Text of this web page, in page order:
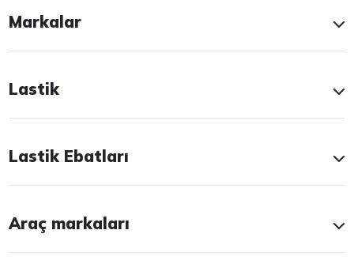
Markalar
Lastik
Lastik Ebatları
Araç markaları